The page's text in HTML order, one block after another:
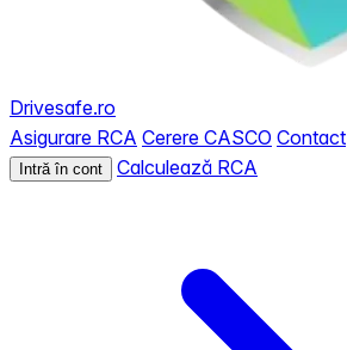
Drivesafe.ro
Asigurare RCA Cerere CASCO Contact
Intră în cont Calculează RCA